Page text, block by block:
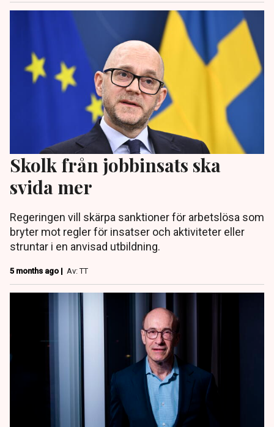
Skolk från jobbinsats ska
svida mer
Regeringen vill skärpa sanktioner för arbetslösa som
bryter mot regler för insatser och aktiviteter eller
struntar i en anvisad utbildning.
5 months ago | Av: TT